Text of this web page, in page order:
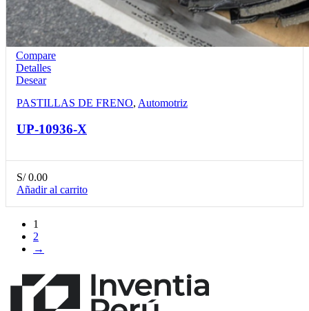
Compare
Detalles
Desear
PASTILLAS DE FRENO, Automotriz
UP-10936-X
S/0.00
Añadir al carrito
1
2
→